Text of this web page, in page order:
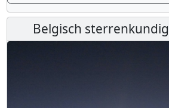
Belgisch